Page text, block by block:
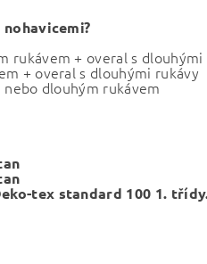
rukávem + overal s dlouhými
+ overal s dlouhými rukávy
dlouhým rukávem
tex standard 100 1.